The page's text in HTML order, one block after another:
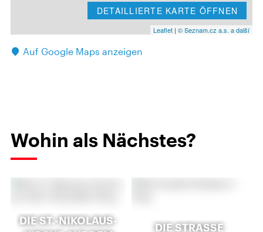
DETAILLIERTE KARTE ÖFFNEN
Leaflet | © Seznam.cz a.s. a další
Auf Google Maps anzeigen
Wohin als Nächstes?
DIE ST.-NIKOLAUS-
DIE STRASSE P